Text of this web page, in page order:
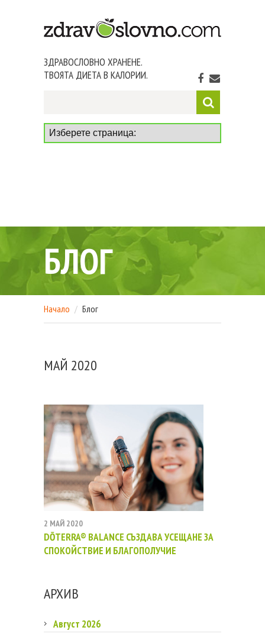
ЗДРАВОСЛОВНО ХРАНЕНЕ.
ТВОЯТА ДИЕТА В КАЛОРИИ.
БЛОГ
Начало Блог
МАЙ 2020
2 МАЙ 2020
DŌTERRA® BALANCE СЪЗДАВА УСЕЩАНЕ ЗА
СПОКОЙСТВИЕ И БЛАГОПОЛУЧИЕ
АРХИВ
Август 2026